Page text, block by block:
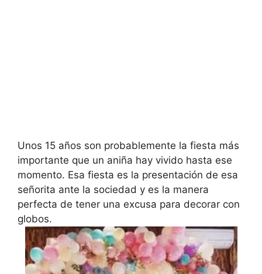
Unos 15 años son probablemente la fiesta más
importante que un aniña hay vivido hasta ese
momento. Esa fiesta es la presentación de esa
señorita ante la sociedad y es la manera
perfecta de tener una excusa para decorar con
globos.